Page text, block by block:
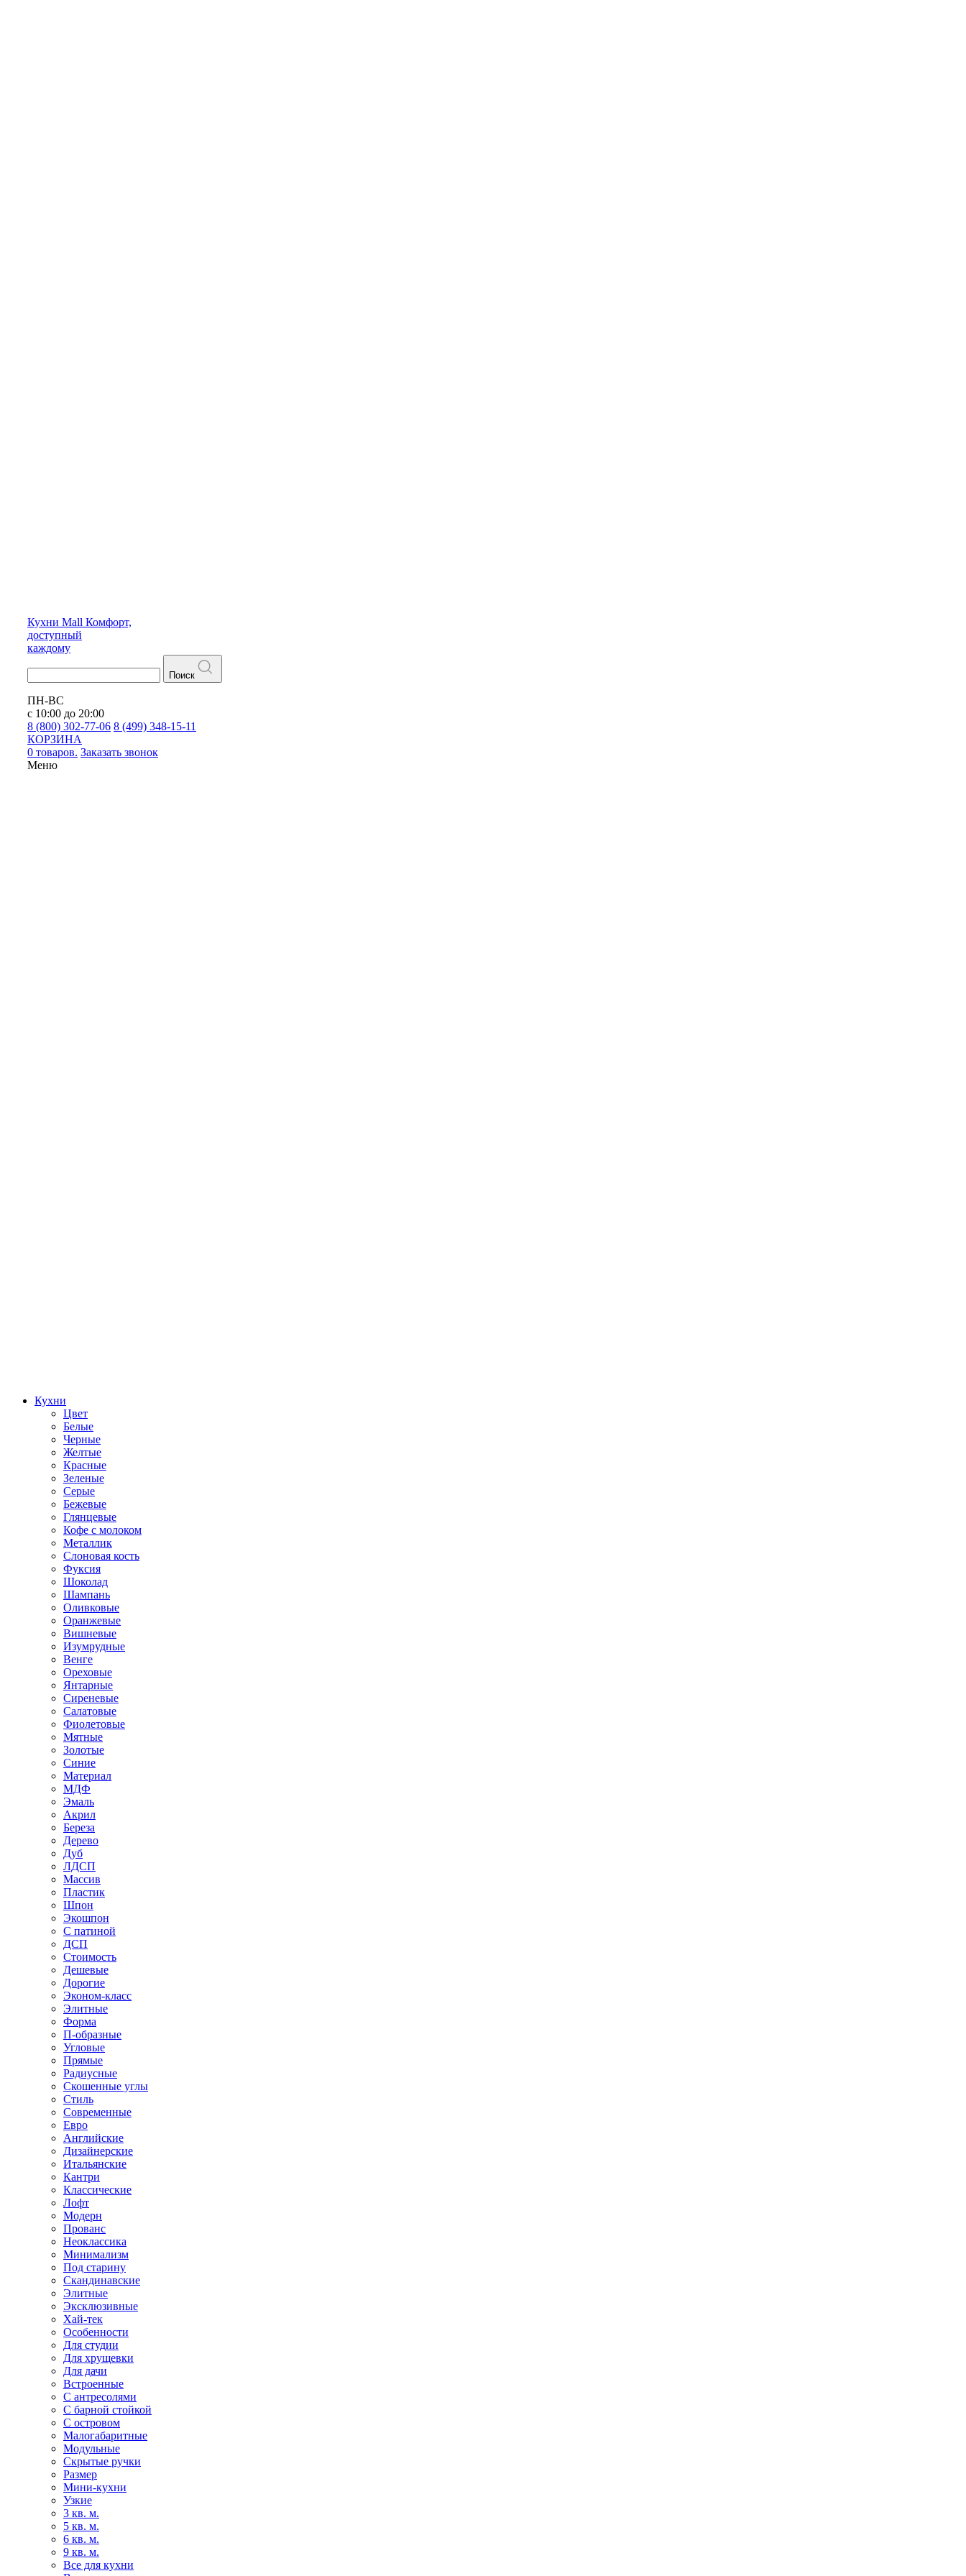
Кухни Mall Комфорт,
доступный
каждому
Поиск
ПН-ВС
с 10:00 до 20:00
8 (800) 302-77-06 8 (499) 348-15-11
КОРЗИНА
0 товаров. Заказать звонок
Меню
Кухни
Цвет
Белые
Черные
Желтые
Красные
Зеленые
Серые
Бежевые
Глянцевые
Кофе с молоком
Металлик
Слоновая кость
Фуксия
Шоколад
Шампань
Оливковые
Оранжевые
Вишневые
Изумрудные
Венге
Ореховые
Янтарные
Сиреневые
Салатовые
Фиолетовые
Мятные
Золотые
Синие
Материал
МДФ
Эмаль
Акрил
Береза
Дерево
Дуб
ЛДСП
Массив
Пластик
Шпон
Экошпон
С патиной
ДСП
Стоимость
Дешевые
Дорогие
Эконом-класс
Элитные
Форма
П-образные
Угловые
Прямые
Радиусные
Скошенные углы
Стиль
Современные
Евро
Английские
Дизайнерские
Итальянские
Кантри
Классические
Лофт
Модерн
Прованс
Неоклассика
Минимализм
Под старину
Скандинавские
Элитные
Эксклюзивные
Хай-тек
Особенности
Для студии
Для хрущевки
Для дачи
Встроенные
С антресолями
С барной стойкой
С островом
Малогабаритные
Модульные
Скрытые ручки
Размер
Мини-кухни
Узкие
3 кв. м.
5 кв. м.
6 кв. м.
9 кв. м.
Все для кухни